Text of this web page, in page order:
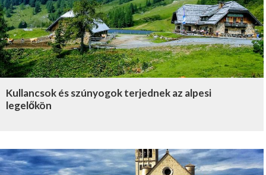
Kullancsok és szúnyogok terjednek az alpesi
legelőkön